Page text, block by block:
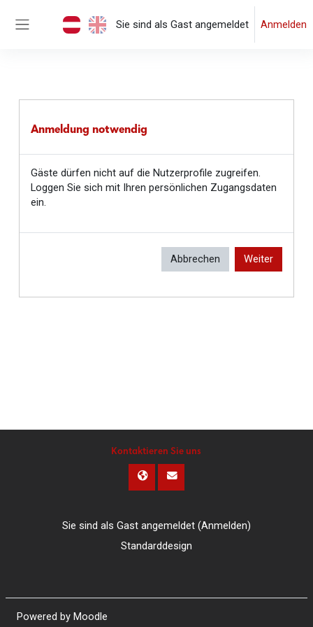
Website-Übersicht
Sie sind als Gast angemeldet Anmelden
Anmeldung notwendig
Gäste dürfen nicht auf die Nutzerprofile zugreifen.
Loggen Sie sich mit Ihren persönlichen Zugangsdaten
ein.
Abbrechen Weiter
Kontaktieren Sie uns
Sie sind als Gast angemeldet (Anmelden)
Standarddesign
Powered by Moodle